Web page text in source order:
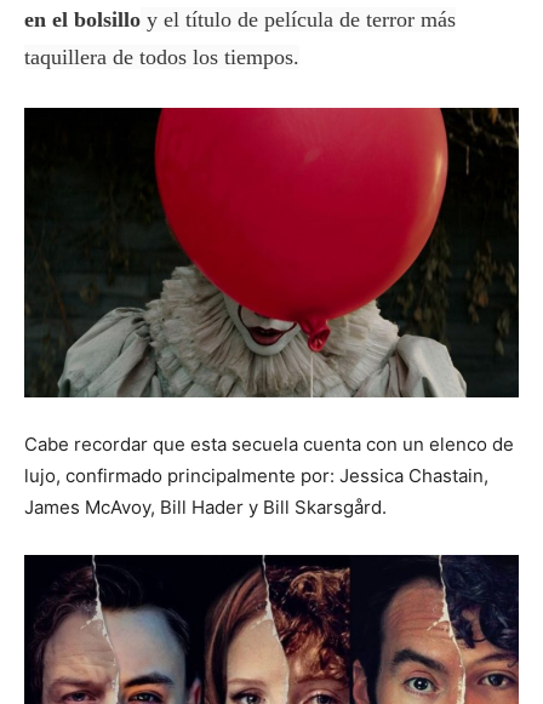
en el bolsillo y el título de película de terror más
taquillera de todos los tiempos.
Cabe recordar que esta secuela cuenta con un elenco de
lujo, confirmado principalmente por: Jessica Chastain,
James McAvoy, Bill Hader y Bill Skarsgård.